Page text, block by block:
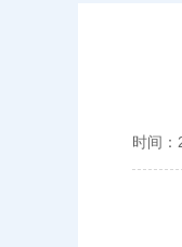
时间